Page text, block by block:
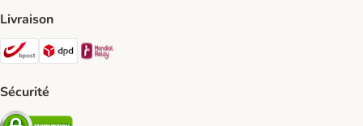
Livraison
Bpost Shipping Method
DPD Shipping Method
Sécurité
Security